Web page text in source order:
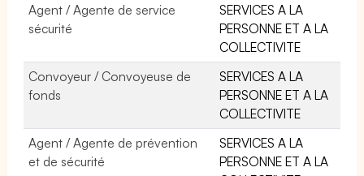
Agent / Agente de service
sécurité
SERVICES A LA
PERSONNE ET A LA
COLLECTIVITE
Convoyeur / Convoyeuse de
fonds
SERVICES A LA
PERSONNE ET A LA
COLLECTIVITE
Agent / Agente de prévention
et de sécurité
SERVICES A LA
PERSONNE ET A LA